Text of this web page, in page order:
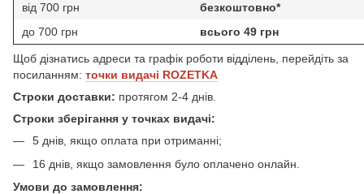
від 700 грн
безкоштовно*
до 700 грн
всього 49 грн
Щоб дізнатись адреси та графік роботи відділень, перейдіть за
посиланням: точки видачі ROZETKA
Строки доставки: протягом 2-4 днів.
Строки зберігання у точках видачі:
5 днів, якщо оплата при отриманні;
16 днів, якщо замовлення було оплачено онлайн.
Умови до замовлення: